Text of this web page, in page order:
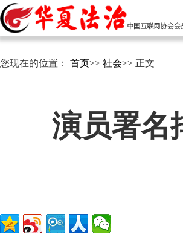
您现在的位置： 首页>> 社会>> 正文
演员署名